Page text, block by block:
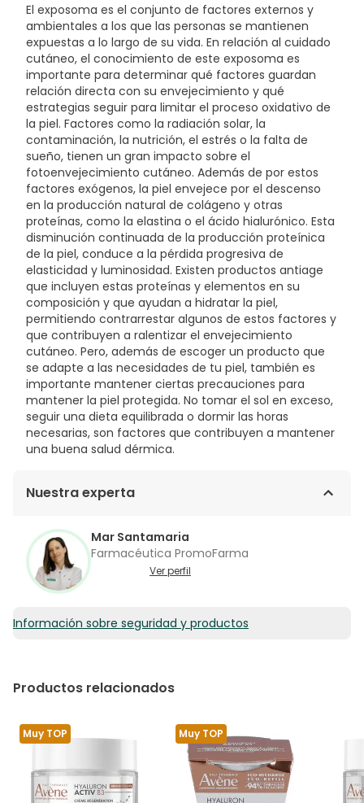
BUTYROSPERMUM PARKII BUTTER / SHEA BUTTER -
ISOHEXADECANE - PALMITIC ACID - PEG-100 STEARATE -
PEG-20 STEARATE - STEARYL ALCOHOL - GLYCERYL
STEARATE - CERAALBA / BEESWAX / CIRE DABEILLE -
HYDROXYETHYLPIPERAZINE ETHANE SULFONIC ACID - CI
15985 / YELLOW 6 - CI 77891 / TITANIUM DIOXIDE -
SORBITAN OLEATE - NIACINAMIDE - DIMETHICONOL -
MYRISTIC ACID - SODIUM HYALURONATE - ADENOSINE -
CAPRYLYL GLYCOL - CAPRYLOYL SALICYLIC ACID -
CITRIC ACID - CASSIA ANGUSTIFOLIA SEED
POLYSACCHARIDE - TRISODIUM ETHYLENEDIAMINE
DISUCCINATE - SYNTHETIC FLUORPHLOGOPITE -
PENTAERYTHRITYL TETRA-DI-T-BUTYL
HYDROXYHYDROCINNAMATE - ACRYLAMIDE/SODIUM
ACRYLOYLDIMETHYLTAURATE COPOLYMER -
POLYSORBATE 80 - PARFUM / FRAGRANCE
El exposoma es el conjunto de factores externos y
ambientales a los que las personas se mantienen
expuestas a lo largo de su vida. En relación al cuidado
cutáneo, el conocimiento de este exposoma es
importante para determinar qué factores guardan
relación directa con su envejecimiento y qué
estrategias seguir para limitar el proceso oxidativo de
la piel. Factores como la radiación solar, la
contaminación, la nutrición, el estrés o la falta de
sueño, tienen un gran impacto sobre el
fotoenvejecimiento cutáneo. Además de por estos
factores exógenos, la piel envejece por el descenso
en la producción natural de colágeno y otras
proteínas, como la elastina o el ácido hialurónico. Esta
disminución continuada de la producción proteínica
de la piel, conduce a la pérdida progresiva de
elasticidad y luminosidad. Existen productos antiage
que incluyen estas proteínas y elementos en su
composición y que ayudan a hidratar la piel,
permitiendo contrarrestar algunos de estos factores y
que contribuyen a ralentizar el envejecimiento
cutáneo. Pero, además de escoger un producto que
se adapte a las necesidades de tu piel, también es
importante mantener ciertas precauciones para
mantener la piel protegida. No tomar el sol en exceso,
seguir una dieta equilibrada o dormir las horas
necesarias, son factores que contribuyen a mantener
una buena salud dérmica.
Nuestra experta
Mar Santamaria
Farmacéutica PromoFarma
Ver perfil
Información sobre seguridad y productos
Productos relacionados
Muy TOP Muy TOP